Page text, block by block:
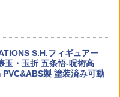
ト便】
S.H.フィギュアー
玉・玉折 五条悟-呪術高
製 塗装済み可動